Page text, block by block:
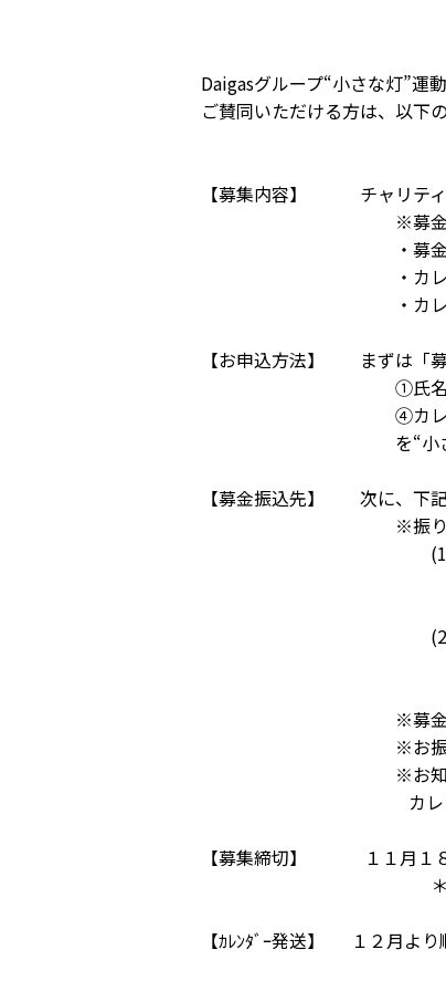
Daigasグループ“小さな灯”運
ご賛同いただける方は、以下
【募集内容】 チャリティ
※募金をお申込みの皆
・募金金額５００円
・カレンダーの送
・カレンダーがご不
【お申込方法】 まずは「募
①氏名 ②チャリテ
④カレンダー希望
を“小さな灯”運動事
【募金振込先】 次に、下記
※振り込み手数料は
(1)郵便振替 口座
Ｄａｉｇａｓグルー
(2)りそな銀行 御
Ｄａｉｇａｓ
※募金を振り込んで
※お振込みいただいた
※お知らせいただきま
カレンダーの発送
【募集締切】 １１月１８
＊配送を伴う募集は
【ｶﾚﾝﾀﾞｰ発送】 １２月より